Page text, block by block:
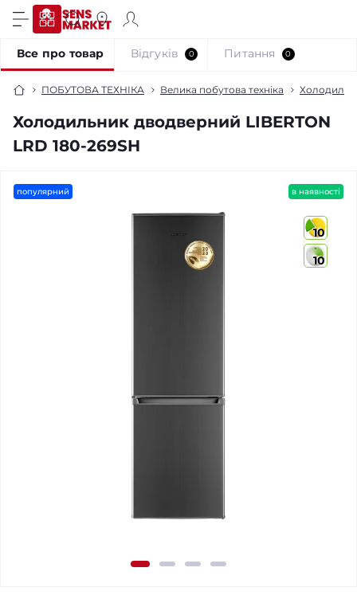
ПОБУТОВА ТЕХНІКА Велика побутова техніка
Холодильник дводверний LIBERTON
LRD 180-269SH
Все про товар Відгуків 0 Питання 0
популярний в наявності
10
10